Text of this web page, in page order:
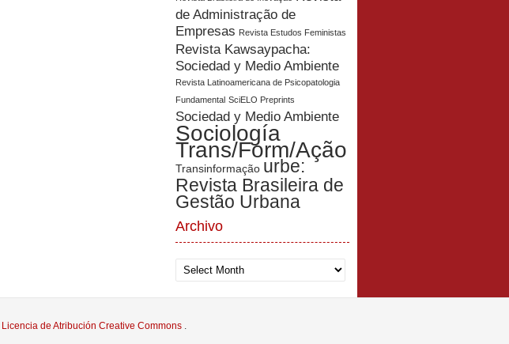
de Administração de
Empresas Revista Estudos Feministas
Revista Kawsaypacha:
Sociedad y Medio Ambiente
Revista Latinoamericana de Psicopatologia
Fundamental SciELO Preprints
Sociedad y Medio Ambiente
Sociología
Trans/Form/Ação
Transinformação urbe:
Revista Brasileira de
Gestão Urbana
Archivo
Archivo
Licencia de Atribución Creative Commons .